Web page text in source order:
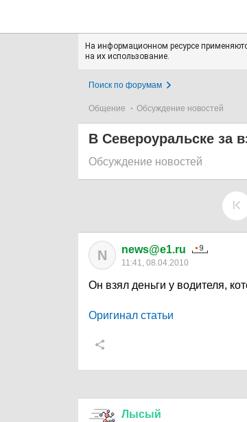
На информационном ресурсе
на их использование.
Поиск по форумам
Общение Обсуждение новостей
В Североуральске за
Обсуждение новостей
N news@e1.ru
11:41, 08.04.2010
Он взял деньги у водителя,
Оригинал статьи
Лысый